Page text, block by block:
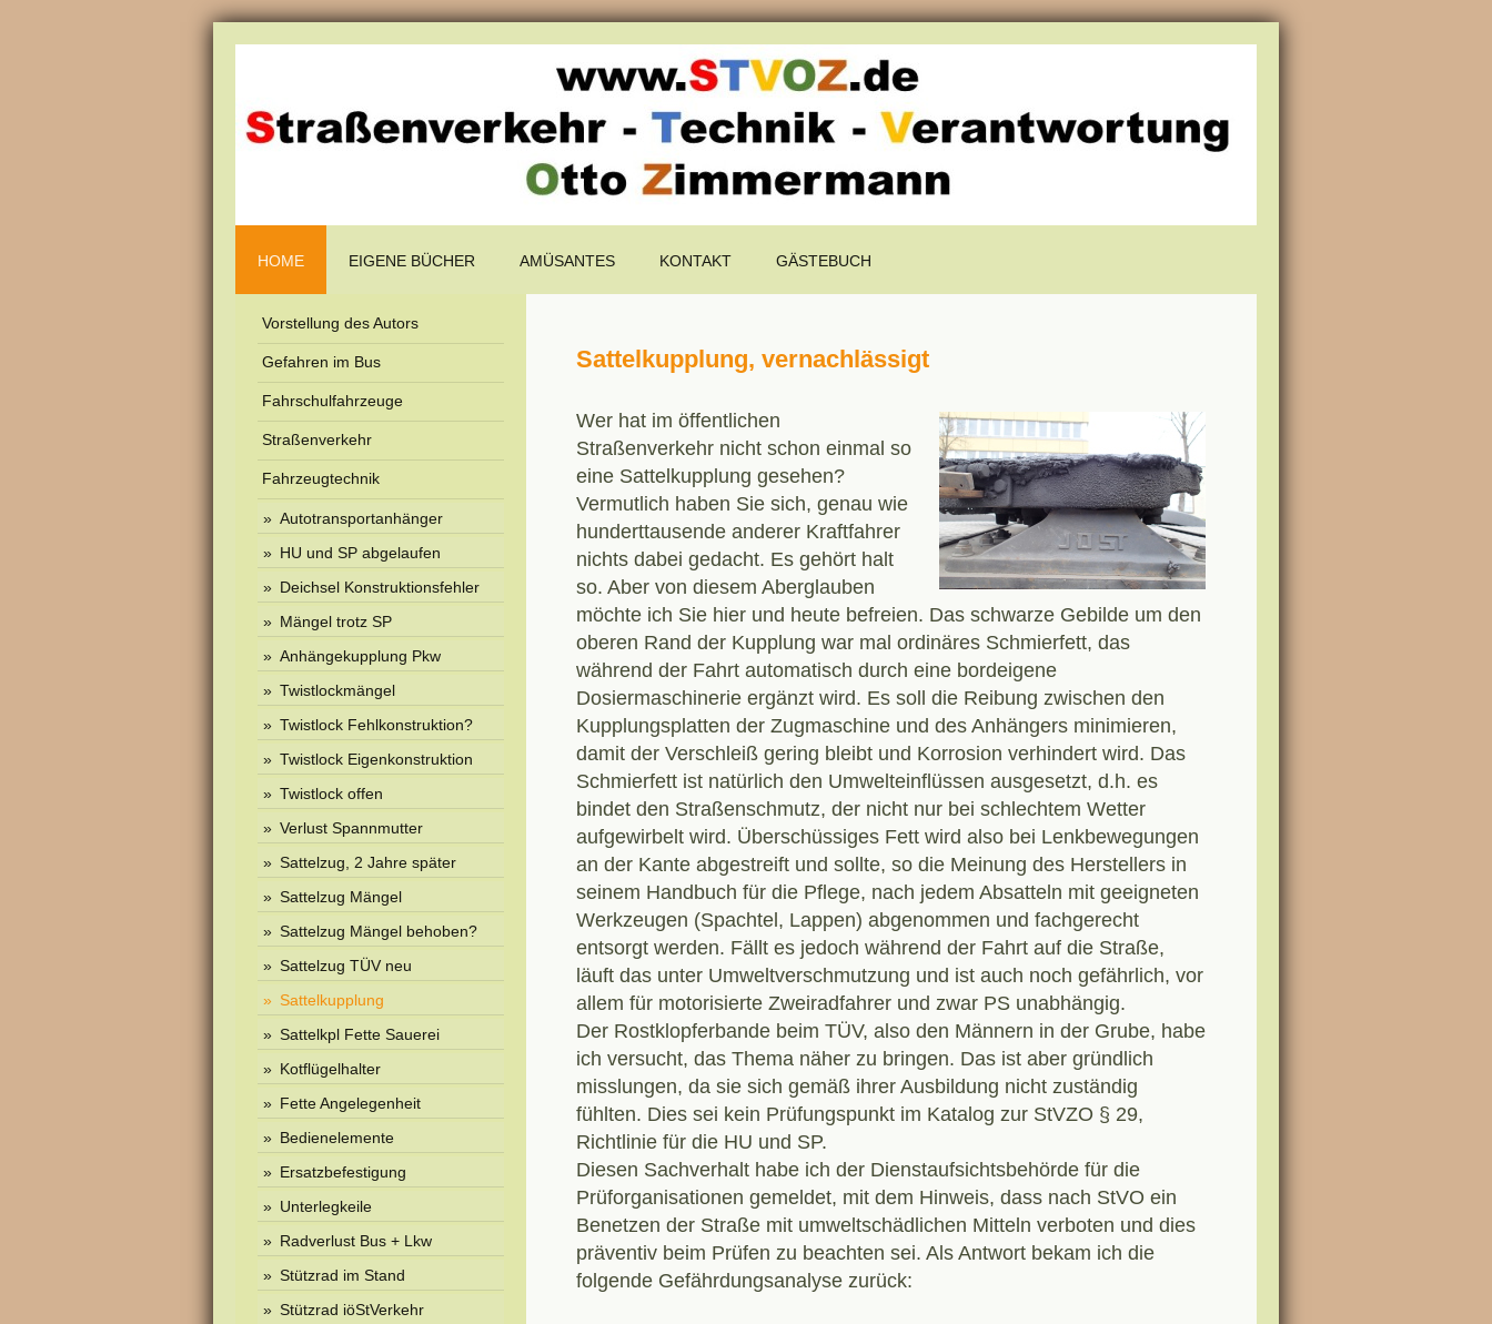
HOME EIGENE BÜCHER AMÜSANTES KONTAKT GÄSTEBUCH
Sattelkupplung, vernachlässigt
Wer hat im öffentlichen
Straßenverkehr nicht schon einmal so
eine Sattelkupplung gesehen?
Vermutlich haben Sie sich, genau wie
hunderttausende anderer Kraftfahrer
nichts dabei gedacht. Es gehört halt
so. Aber von diesem Aberglauben
möchte ich Sie hier und heute befreien. Das schwarze Gebilde um den
oberen Rand der Kupplung war mal ordinäres Schmierfett, das
während der Fahrt automatisch durch eine bordeigene
Dosiermaschinerie ergänzt wird. Es soll die Reibung zwischen den
Kupplungsplatten der Zugmaschine und des Anhängers minimieren,
damit der Verschleiß gering bleibt und Korrosion verhindert wird. Das
Schmierfett ist natürlich den Umwelteinflüssen ausgesetzt, d.h. es
bindet den Straßenschmutz, der nicht nur bei schlechtem Wetter
aufgewirbelt wird. Überschüssiges Fett wird also bei Lenkbewegungen
an der Kante abgestreift und sollte, so die Meinung des Herstellers in
seinem Handbuch für die Pflege, nach jedem Absatteln mit geeigneten
Werkzeugen (Spachtel, Lappen) abgenommen und fachgerecht
entsorgt werden. Fällt es jedoch während der Fahrt auf die Straße,
läuft das unter Umweltverschmutzung und ist auch noch gefährlich, vor
allem für motorisierte Zweiradfahrer und zwar PS unabhängig.
Der Rostklopferbande beim TÜV, also den Männern in der Grube, habe
ich versucht, das Thema näher zu bringen. Das ist aber gründlich
misslungen, da sie sich gemäß ihrer Ausbildung nicht zuständig
fühlten. Dies sei kein Prüfungspunkt im Katalog zur StVZO § 29,
Richtlinie für die HU und SP.
Diesen Sachverhalt habe ich der Dienstaufsichtsbehörde für die
Prüforganisationen gemeldet, mit dem Hinweis, dass nach StVO ein
Benetzen der Straße mit umweltschädlichen Mitteln verboten und dies
präventiv beim Prüfen zu beachten sei. Als Antwort bekam ich die
folgende Gefährdungsanalyse zurück:
Vorstellung des Autors
Gefahren im Bus
Fahrschulfahrzeuge
Straßenverkehr
Fahrzeugtechnik
Autotransportanhänger
HU und SP abgelaufen
Deichsel Konstruktionsfehler
Mängel trotz SP
Anhängekupplung Pkw
Twistlockmängel
Twistlock Fehlkonstruktion?
Twistlock Eigenkonstruktion
Twistlock offen
Verlust Spannmutter
Sattelzug, 2 Jahre später
Sattelzug Mängel
Sattelzug Mängel behoben?
Sattelzug TÜV neu
Sattelkupplung
Sattelkpl Fette Sauerei
Kotflügelhalter
Fette Angelegenheit
Bedienelemente
Ersatzbefestigung
Unterlegkeile
Radverlust Bus + Lkw
Stützrad im Stand
Stützrad iöStVerkehr